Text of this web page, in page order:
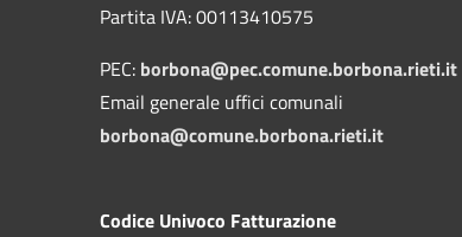
Partita IVA: 00113410575
PEC: borbona@pec.comune.borbona.rieti.it
Email generale uffici comunali
borbona@comune.borbona.rieti.it
Codice Univoco Fatturazione